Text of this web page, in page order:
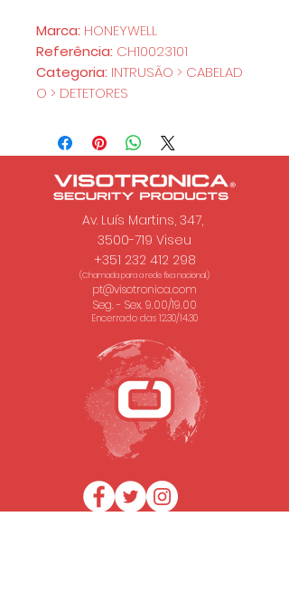
Marca: HONEYWELL
Referência: CH10023101
Categoria: INTRUSÃO > CABELAD
O > DETETORES
Av. Luís Martins, 347,
3500-719 Viseu
+351 232 412 298
(Chamada para a rede fixa nacional.)
pt@visotronica.com
Seg. - Sex. 9.00/19.00
Encerrado das 12.30/14.30